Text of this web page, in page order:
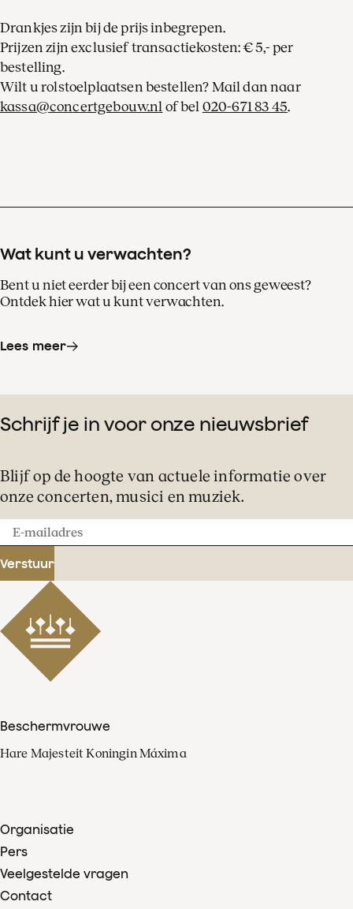
Drankjes zijn bij de prijs inbegrepen.
Prijzen zijn exclusief transactiekosten: € 5,- per
bestelling.
Wilt u rolstoelplaatsen bestellen? Mail dan naar
kassa@concertgebouw.nl of bel 020-671 83 45.
Wat kunt u verwachten?
Bent u niet eerder bij een concert van ons geweest?
Ontdek hier wat u kunt verwachten.
Lees meer
Schrijf je in voor onze nieuwsbrief
Blijf op de hoogte van actuele informatie over
onze concerten, musici en muziek.
E-
mailadres
Verstuur
Beschermvrouwe
Hare Majesteit Koningin Máxima
Organisatie
Pers
Veelgestelde vragen
Contact